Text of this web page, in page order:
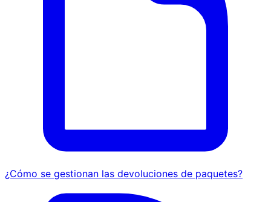
¿Cómo se gestionan las devoluciones de paquetes?